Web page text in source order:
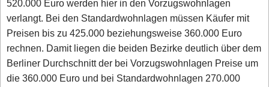
520.000 Euro werden hier in den Vorzugswohnlagen
verlangt. Bei den Standardwohnlagen müssen Käufer mit
Preisen bis zu 425.000 beziehungsweise 360.000 Euro
rechnen. Damit liegen die beiden Bezirke deutlich über dem
Berliner Durchschnitt der bei Vorzugswohnlagen Preise um
die 360.000 Euro und bei Standardwohnlagen 270.000